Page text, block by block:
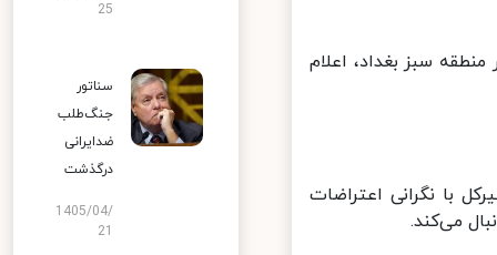
سبز بغداد، اعلام
با نگرانی اعتراضات
می‌کند.
25
سناتور
جنگ‌طلب
ضدایرانی
درگذشت
1405/04/